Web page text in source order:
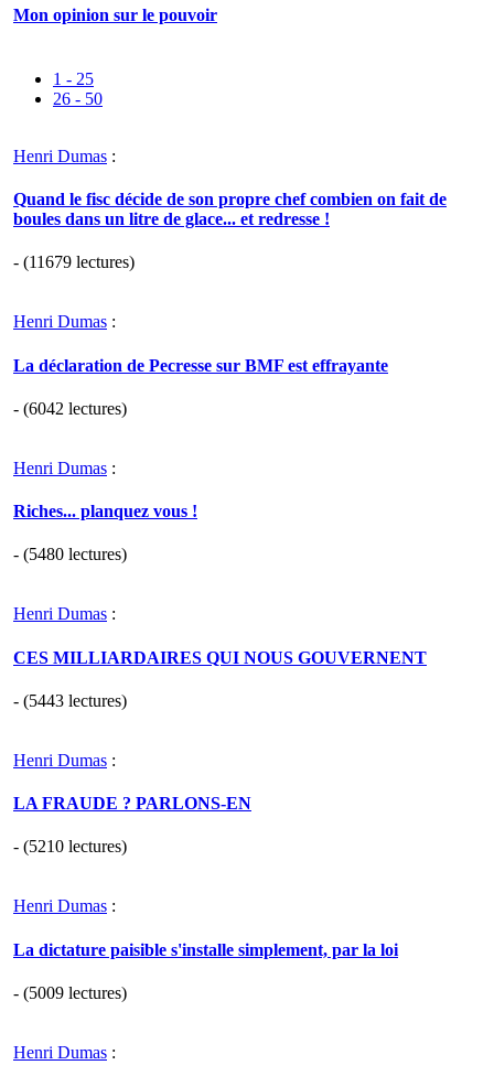
Mon opinion sur le pouvoir
1 - 25
26 - 50
Henri Dumas :
Quand le fisc décide de son propre chef combien on fait de
boules dans un litre de glace... et redresse !
- (11679 lectures)
Henri Dumas :
La déclaration de Pecresse sur BMF est effrayante
- (6042 lectures)
Henri Dumas :
Riches... planquez vous !
- (5480 lectures)
Henri Dumas :
CES MILLIARDAIRES QUI NOUS GOUVERNENT
- (5443 lectures)
Henri Dumas :
LA FRAUDE ? PARLONS-EN
- (5210 lectures)
Henri Dumas :
La dictature paisible s'installe simplement, par la loi
- (5009 lectures)
Henri Dumas :